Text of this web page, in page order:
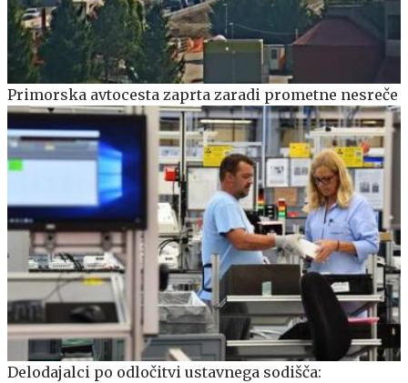
Primorska avtocesta zaprta zaradi prometne nesreče
Delodajalci po odločitvi ustavnega sodišča: